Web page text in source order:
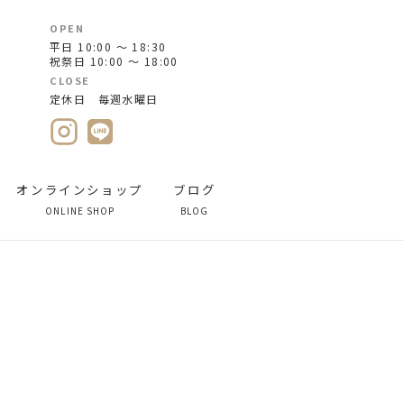
OPEN
平日 10:00 ～ 18:30
祝祭日 10:00 ～ 18:00
CLOSE
定休日 毎週水曜日
オンラインショップ
ONLINE SHOP
ブログ
BLOG